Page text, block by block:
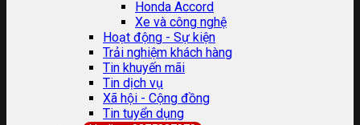
Honda Accord
Xe và công nghệ
Hoạt động - Sự kiện
Trải nghiệm khách hàng
Tin khuyến mãi
Tin dịch vụ
Xã hội - Cộng đồng
Tin tuyển dụng